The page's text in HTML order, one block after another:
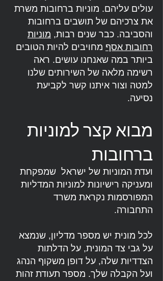
עולים עליהם. מוניות ברחובות משרת
את צרכיהם של תושבים ברחובות
והסביבה. כבר שנים רבות, מוניות
רחובות אסף מחויבים להיות הטובים
ביותר במה שאנחנו עושים. ראה
רשימה מלאה של השירותים שלנו
למטה וצור איתנו קשר לקביעת
נסיעה.
מבוא קצר למוניות
ברחובות
ועדת המוניות של ישראל שמפקחת
ומעניקה רישיונות למוניות המדליות
המפורסמות נקראת משרד
התחבורה.
לכל מונית יש מספר מדליון, שנמצא
על גבי צד המונית, על הדלתות
הצדדיות שלה, על דופן משקוף הנהג
ועל הקבלה שלך. מספר תעודת זהות